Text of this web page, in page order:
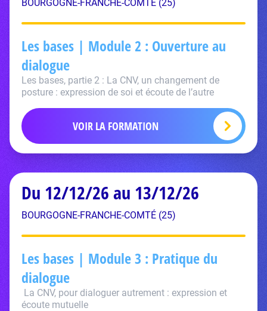
BOURGOGNE-FRANCHE-COMTÉ (25)
Les bases | Module 2 : Ouverture au
dialogue
Les bases, partie 2 : La CNV, un changement de
posture : expression de soi et écoute de l’autre
VOIR LA FORMATION
Du 12/12/26 au 13/12/26
BOURGOGNE-FRANCHE-COMTÉ (25)
Les bases | Module 3 : Pratique du
dialogue
La CNV, pour dialoguer autrement : expression et
écoute mutuelle